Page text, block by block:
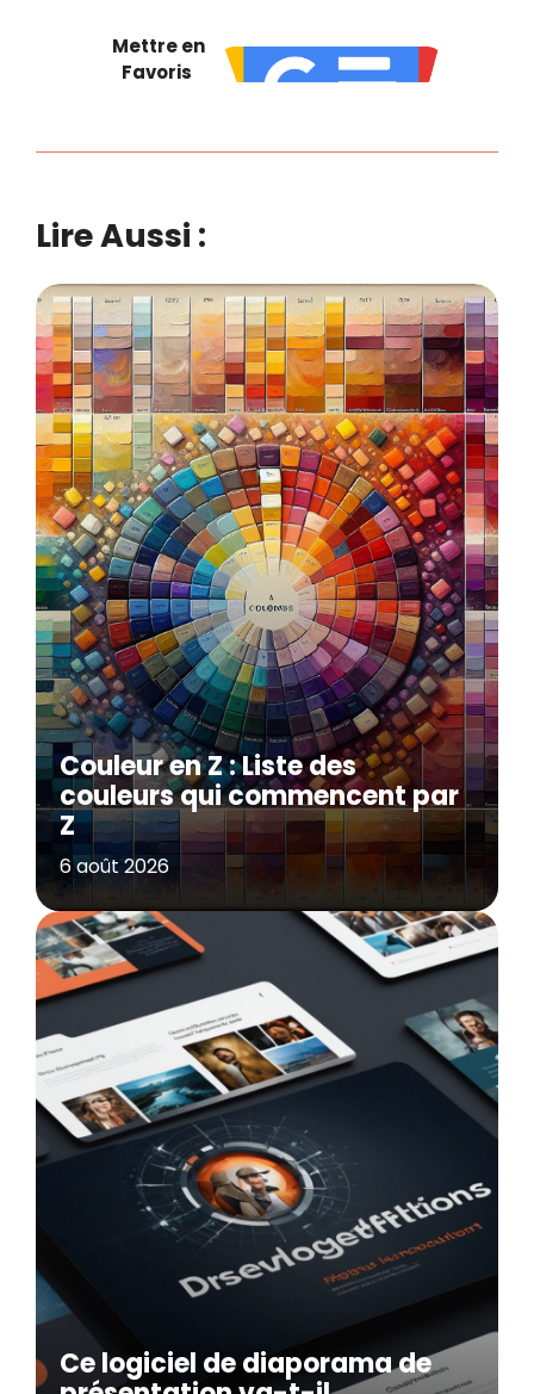
Mettre en
Favoris
Lire Aussi :
Couleur en Z : Liste des
couleurs qui commencent par
Z
6 août 2026
Ce logiciel de diaporama de